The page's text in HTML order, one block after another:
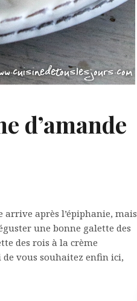
d’amande
après l’épiphanie, mais
une bonne galette des
des rois à la crème
de vous souhaitez enfin ici,